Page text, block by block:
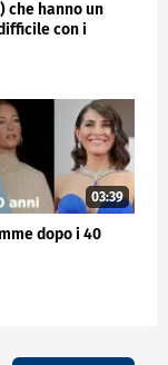
che hanno un
con i
03:39
dopo i 40